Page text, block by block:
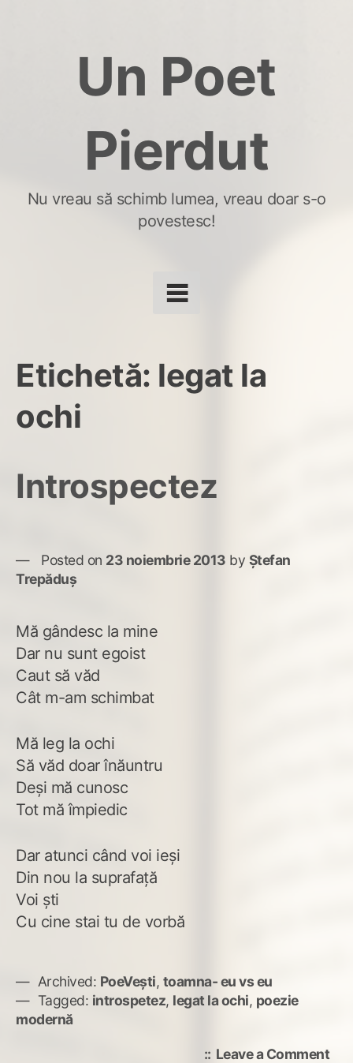
Un Poet
Pierdut
Nu vreau să schimb lumea, vreau doar s-o
povestesc!
Etichetă: legat la
ochi
Introspectez
Posted on 23 noiembrie 2013 by Ștefan
Trepăduș
Mă gândesc la mine
Dar nu sunt egoist
Caut să văd
Cât m-am schimbat
Mă leg la ochi
Să văd doar înăuntru
Deşi mă cunosc
Tot mă împiedic
Dar atunci când voi ieşi
Din nou la suprafaţă
Voi şti
Cu cine stai tu de vorbă
Archived: PoeVești, toamna- eu vs eu
Tagged: introspetez, legat la ochi, poezie
modernă
Leave a Commenton